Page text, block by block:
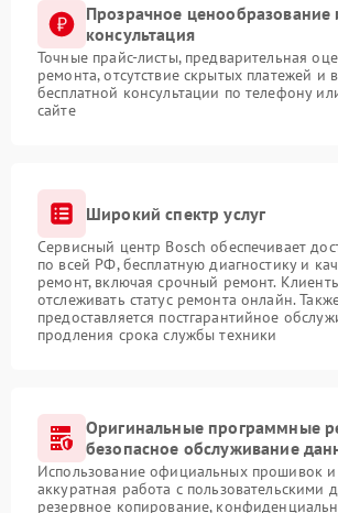
Прозрачное ценообразование
консультация
Точные прайс-листы, предварительная
ремонта, отсутствие скрытых платежей и
бесплатной консультации по телефону
сайте
Широкий спектр услуг
Сервисный центр Bosch обеспечивает
по всей РФ, бесплатную диагностику и
ремонт, включая срочный ремонт.
отслеживать статус ремонта онлайн.
предоставляется постгарантийное
продления срока службы техники
Оригинальные программные
безопасное обслуживание
Использование официальных прошивок и
аккуратная работа с пользовательскими
резервное копирование,